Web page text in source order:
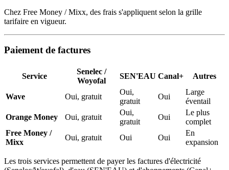
Chez Free Money / Mixx, des frais s'appliquent selon la grille
tarifaire en vigueur.
Paiement de factures
Service
Senelec /
Woyofal
SEN'EAU Canal+ Autres
Wave Oui, gratuit
Oui,
gratuit
Oui
Large
éventail
Orange Money
Oui, gratuit
Oui,
gratuit
Oui
Le plus
complet
Free Money /
Mixx
Oui, gratuit Oui Oui
En
expansion
Les trois services permettent de payer les factures d'électricité